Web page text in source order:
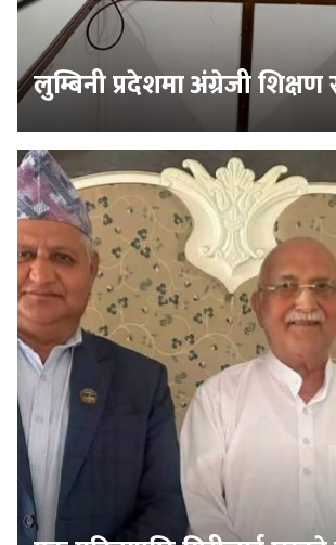
लुम्बिनी प्रदेशमा अंग्रेजी